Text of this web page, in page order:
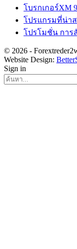
โบรกเกอร์XM 9
โปรแกรมที่น่า
โปรโมชั่น การ
© 2026 -
Website Design:
Sign in